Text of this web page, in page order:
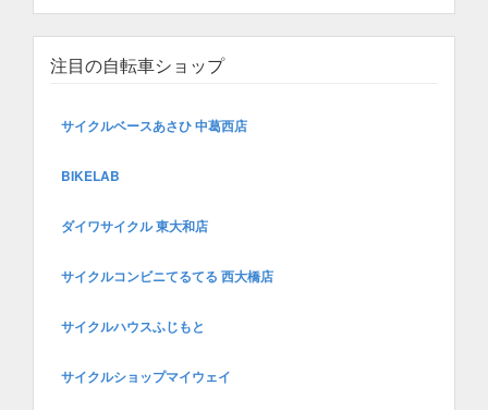
注目の自転車ショップ
サイクルベースあさひ 中葛西店
BIKELAB
ダイワサイクル 東大和店
サイクルコンビニてるてる 西大橋店
サイクルハウスふじもと
サイクルショップマイウェイ